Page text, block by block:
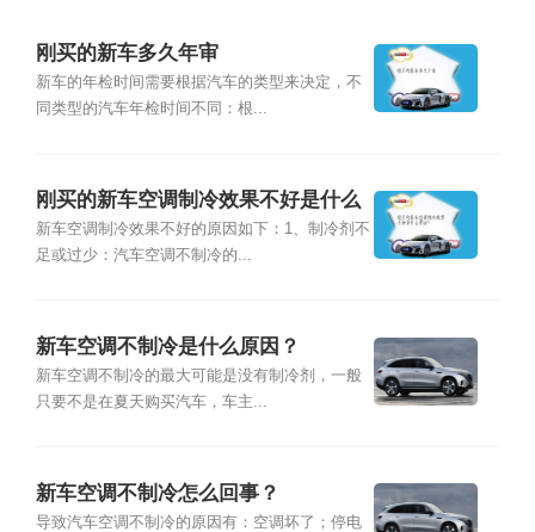
刚买的新车多久年审
新车的年检时间需要根据汽车的类型来决定，不
同类型的汽车年检时间不同：根...
刚买的新车空调制冷效果不好是什么
原因？
新车空调制冷效果不好的原因如下：1、制冷剂不
足或过少：汽车空调不制冷的...
新车空调不制冷是什么原因？
新车空调不制冷的最大可能是没有制冷剂，一般
只要不是在夏天购买汽车，车主...
新车空调不制冷怎么回事？
导致汽车空调不制冷的原因有：空调坏了；停电